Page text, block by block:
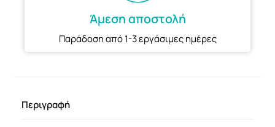
Άμεση αποστολή
Παράδοση από 1-3 εργάσιμες ημέρες
Περιγραφή